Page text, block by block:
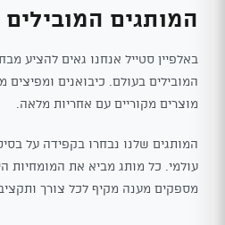
המותגים המובילים
באלפיין סטייל אנחנו גאים להציע
המובילים בעולם. כיבואנים ומפיצים
מוצרים מקוריים עם אחריות מלאה.
המותגים שלנו נבחרו בקפידה על
עולמי. כל מותג מביא את המומחיות
מספקים מענה מקיף לכל צורך